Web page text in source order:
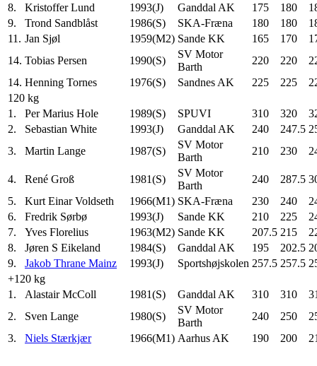
8.
Kristoffer Lund 1993(J) Ganddal AK 175 180
9.
Trond Sandblåst 1986(S) SKA-Fræna 180 180
11. Jan Sjøl 1959(M2) Sande KK 165 170
14. Tobias Persen 1990(S)
SV Motor
Barth
220 220
14. Henning Tornes 1976(S) Sandnes AK 225 225
120 kg
1.
Per Marius Hole 1989(S) SPUVI 310 320
2.
Sebastian White 1993(J) Ganddal AK 240 247.5
3.
Martin Lange 1987(S)
SV Motor
Barth
210 230
4. René Groß 1981(S)
SV Motor
Barth
240 287.5
5.
Kurt Einar Voldseth 1966(M1) SKA-Fræna 230 240
6.
Fredrik Sørbø 1993(J) Sande KK 210 225
7.
Yves Florelius 1963(M2) Sande KK 207.5 215
8.
Jøren S Eikeland 1984(S) Ganddal AK 195 202.5
9.
Jakob Thrane Mainz 1993(J) Sportshøjskolen 257.5 257.5
+120 kg
1.
Alastair McColl 1981(S) Ganddal AK 310 310
2.
Sven Lange 1980(S)
SV Motor
Barth
240 250
3.
Niels Stærkjær 1966(M1) Aarhus AK 190 200